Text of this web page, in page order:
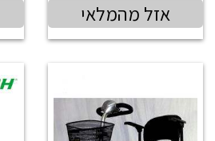
אזל מהמלאי